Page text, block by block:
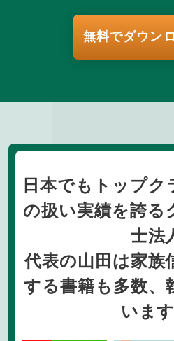
無料でダウン
日本でもトップク
の扱い実績を誇る
士法
代表の山田は家族
する書籍も多数、
います